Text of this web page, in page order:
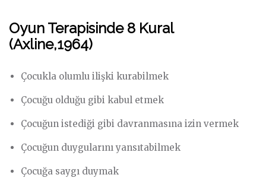
Oyun Terapisinde 8 Kural
(Axline,1964)
Çocukla olumlu ilişki kurabilmek
Çocuğu olduğu gibi kabul etmek
Çocuğun istediği gibi davranmasına izin vermek
Çocuğun duygularını yansıtabilmek
Çocuğa saygı duymak